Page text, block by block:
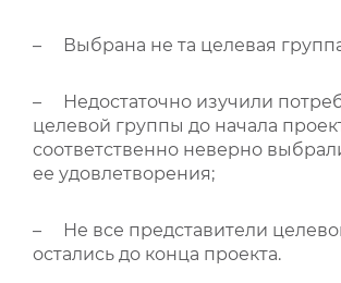
– Выбрана не та целевая
– Недостаточно изучили
целевой группы до начала
соответственно неверно
ее удовлетворения;
– Не все представители
остались до конца проекта.